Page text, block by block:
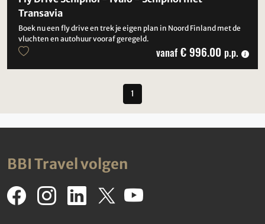
Transavia
Boek nu een fly drive en trek je eigen plan in Noord Finland met de
vluchten en autohuur vooraf geregeld.
vanaf € 996.00 p.p.
1
BBI Travel volgen